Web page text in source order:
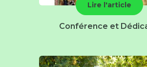
Lire l'article
Conférence et